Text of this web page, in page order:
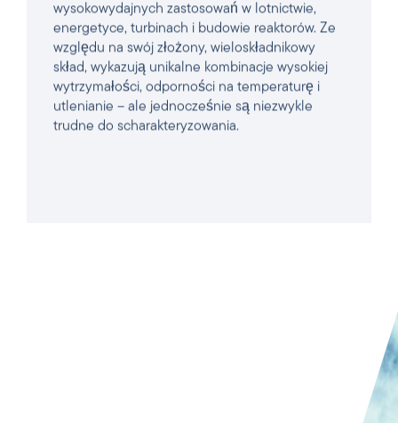
skład, wykazują unikalne kombinacje wysokiej
wytrzymałości, odporności na temperaturę i
utlenianie – ale jednocześnie są niezwykle
trudne do scharakteryzowania.